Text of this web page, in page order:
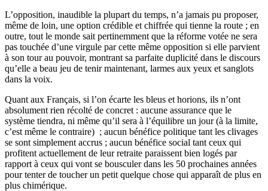
L’opposition, inaudible la plupart du temps, n’a jamais pu proposer,
même de loin, une option crédible et chiffrée qui tienne la route ; en
outre, tout le monde sait pertinemment que la réforme votée ne sera
pas touchée d’une virgule par cette même opposition si elle parvient
à son tour au pouvoir, montrant sa parfaite duplicité dans le discours
qu’elle a beau jeu de tenir maintenant, larmes aux yeux et sanglots
dans la voix.
Quant aux Français, si l’on écarte les bleus et horions, ils n’ont
absolument rien récolté de concret : aucune assurance que le
système tiendra, ni même qu’il sera à l’équilibre un jour (à la limite,
c’est même le contraire) ; aucun bénéfice politique tant les clivages
se sont simplement accrus ; aucun bénéfice social tant ceux qui
profitent actuellement de leur retraite paraissent bien logés par
rapport à ceux qui vont se bousculer dans les 50 prochaines années
pour tenter de toucher un petit quelque chose qui apparaît de plus en
plus chimérique.